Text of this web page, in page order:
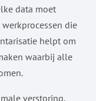
data moet
die
helpt om
waarbij alle
verstoring.